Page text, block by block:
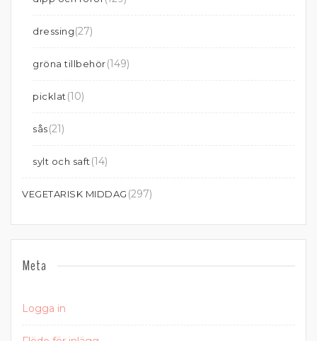
dressing(27)
gröna tillbehör(149)
picklat (10)
sås(21)
sylt och saft (14)
VEGETARISK MIDDAG (297)
Meta
Logga in